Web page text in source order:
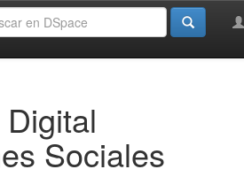
Sociales